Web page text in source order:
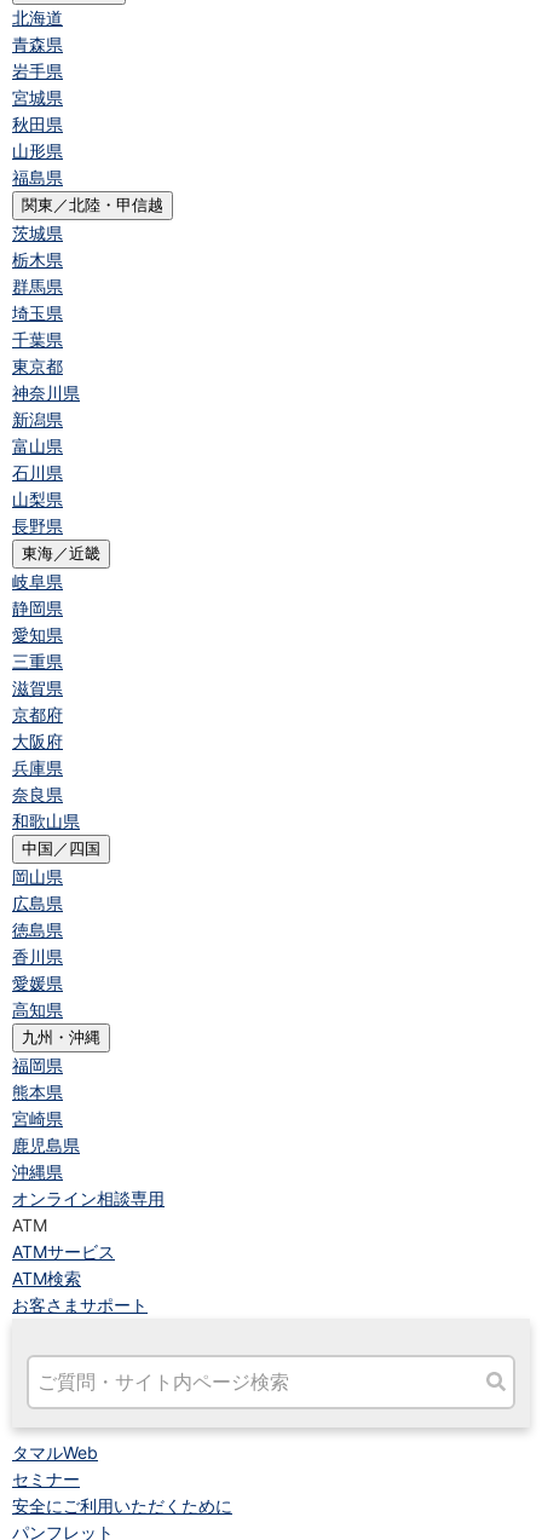
北海道
青森県
岩手県
宮城県
秋田県
山形県
福島県
関東／北陸・甲信越
茨城県
栃木県
群馬県
埼玉県
千葉県
東京都
神奈川県
新潟県
富山県
石川県
山梨県
長野県
東海／近畿
岐阜県
静岡県
愛知県
三重県
滋賀県
京都府
大阪府
兵庫県
奈良県
和歌山県
中国／四国
岡山県
広島県
徳島県
香川県
愛媛県
高知県
九州・沖縄
福岡県
熊本県
宮崎県
鹿児島県
沖縄県
オンライン相談専用
ATM
ATMサービス
ATM検索
お客さまサポート
タマルWeb
セミナー
安全にご利用いただくために
パンフレット